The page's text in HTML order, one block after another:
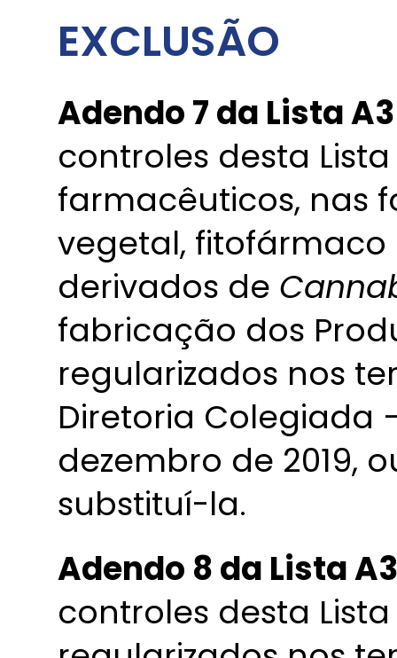
EXCLUSÃO
Adendo 7 da Lista A3
controles desta
farmacêuticos, nas
vegetal,
derivados de
fabricação dos
regularizados nos
Diretoria Colegiada
dezembro de 2019,
substituí-la.
Adendo 8 da Lista A3
controles desta